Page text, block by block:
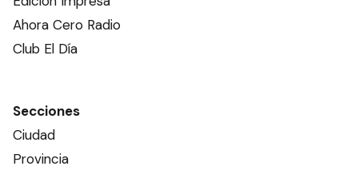
Ahora Cero Radio
Club El Día
Secciones
Ciudad
Provincia